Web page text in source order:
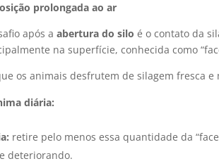
prolongada ao ar
após a abertura do silo é o contato da
na superfície, conhecida como
os animais desfrutem de silagem fresca
diária:
retire pelo menos essa quantidade da
deteriorando.